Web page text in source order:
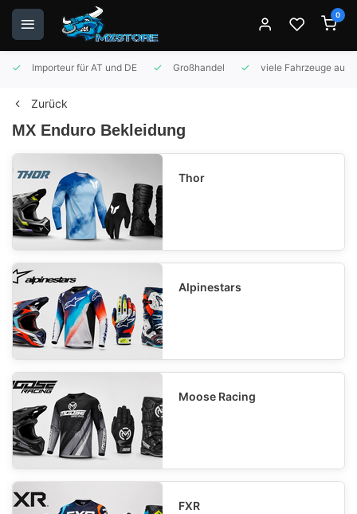
0
Importeur für AT und DE Großhandel viele Fahrzeuge auf
Zurück
MX Enduro Bekleidung
Thor
Alpinestars
Moose Racing
FXR